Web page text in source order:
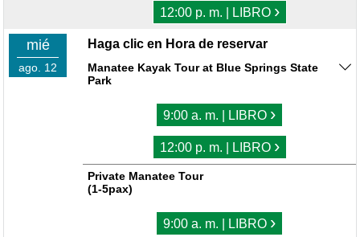
12:00 p. m. | LIBRO ›
mié
ago. 12
Haga clic en Hora de reservar
Manatee Kayak Tour at Blue Springs State
Park
9:00 a. m. | LIBRO ›
12:00 p. m. | LIBRO ›
Private Manatee Tour
(1-5pax)
9:00 a. m. | LIBRO ›